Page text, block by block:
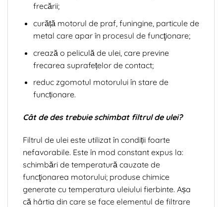
frecării;
curăță motorul de praf, funingine, particule de
metal care apar în procesul de funcţionare;
crează o peliculă de ulei, care previne
frecarea suprafețelor de contact;
reduc zgomotul motorului în stare de
funcționare.
Cât de des trebuie schimbat filtrul de ulei?
Filtrul de ulei este utilizat în condiții foarte
nefavorabile. Este în mod constant expus la:
schimbări de temperatură cauzate de
funcţionarea motorului; produse chimice
generate cu temperatura uleiului fierbinte. Așa
că hârtia din care se face elementul de filtrare